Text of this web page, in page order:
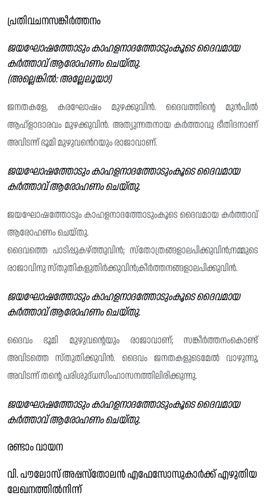
പ്രതിവചനസങ്കീർത്തനം
ജയഘോഷത്തോടും കാഹളനാദത്തോടുംകൂടെ ദൈവമായ
കർത്താവ് ആരോഹണം ചെയ്തു‌.
(അല്ലെങ്കിൽ: അല്ലേലൂയാ!)
ജനതകളേ, കരഘോഷം മുഴക്കുവിൻ. ദൈവത്തിന്റെ മുൻപിൽ
ആഹ്ളാദാരവം മുഴക്കുവിൻ. അത്യുന്നതനായ കർത്താവു ഭീതിദനാണ്
അവിടന്ന് ഭൂമി മുഴുവൻെറയും രാജാവാണ്.
ജയഘോഷത്തോടും കാഹളനാദത്തോടുംകൂടെ ദൈവമായ
കർത്താവ് ആരോഹണം ചെയ്തു‌.
ജയഘോഷത്തോടും കാഹളനാദത്തോടുംകൂടെ ദൈവമായ കർത്താവ്
ആരോഹണം ചെയ്തു.
ദൈവത്തെ പാടിപ്പുകഴ്ത്തുവിൻ; സ്തോത്രങ്ങളാലപിക്കുവിൻ;നമ്മുടെ
രാജാവിനു സ്‌തുതികളുതിർക്കുവിൻ;കീർത്തനങ്ങളാലപിക്കുവിൻ.
ജയഘോഷത്തോടും കാഹളനാദത്തോടുംകൂടെ ദൈവമായ
കർത്താവ് ആരോഹണം ചെയ്തു‌.
ദൈവം ഭൂമി മുഴുവന്റെയും രാജാവാണ്; സങ്കീർത്തനംകൊണ്ട്
അവിടത്തെ സ്‌തുതിക്കുവിൻ. ദൈവം ജനതകളുടെമേൽ വാഴുന്നു,
അവിടന്ന് തന്റെ പരിശുദ്‌ധസിംഹാസനത്തിലിരിക്കുന്നു.
ജയഘോഷത്തോടും കാഹളനാദത്തോടുംകൂടെ ദൈവമായ
കർത്താവ് ആരോഹണം ചെയ്തു.
രണ്ടാം വായന
വി. പൗലോസ് അപ്പസ്തോലൻ എഫേസോസുകാർക്ക് എഴുതിയ
ലേഖനത്തിൽനിന്ന്